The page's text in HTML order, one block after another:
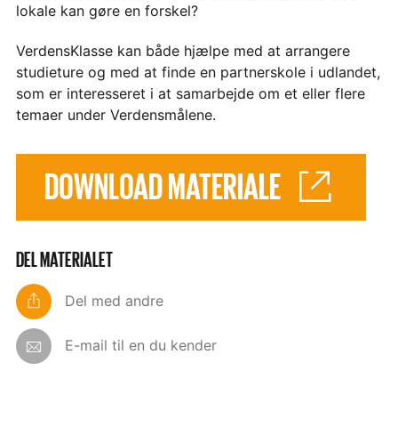
lokale kan gøre en forskel?
VerdensKlasse kan både hjælpe med at arrangere
studieture og med at finde en partnerskole i udlandet,
som er interesseret i at samarbejde om et eller flere
temaer under Verdensmålene.
DOWNLOAD MATERIALE
DEL MATERIALET
Del med andre
E-mail til en du kender